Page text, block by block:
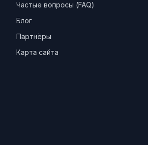
Частые вопросы (FAQ)
Блог
Партнёры
Карта сайта